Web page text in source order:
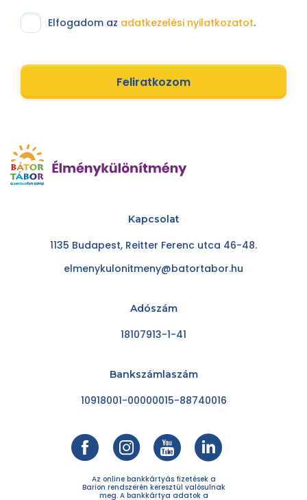
Elfogadom az adatkezelési nyilatkozatot.
Feliratkozom
Kapcsolat
1135 Budapest, Reitter Ferenc utca 46-48.
elmenykulonitmeny@batortabor.hu
Adószám
18107913-1-41
Bankszámlaszám
10918001-00000015-88740016
Az online bankkártyás fizetések a
Barion rendszerén keresztül valósulnak
meg. A bankkártya adatok a